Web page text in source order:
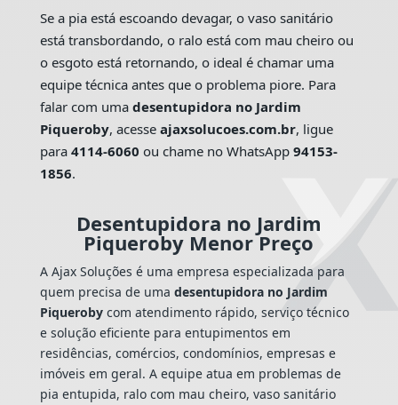
Se a pia está escoando devagar, o vaso sanitário
está transbordando, o ralo está com mau cheiro ou
o esgoto está retornando, o ideal é chamar uma
equipe técnica antes que o problema piore. Para
falar com uma desentupidora no Jardim
Piqueroby, acesse ajaxsolucoes.com.br, ligue
para 4114-6060 ou chame no WhatsApp 94153-
1856.
Desentupidora no Jardim
Piqueroby Menor Preço
A Ajax Soluções é uma empresa especializada para
quem precisa de uma desentupidora no Jardim
Piquerobycom atendimento rápido, serviço técnico
e solução eficiente para entupimentos em
residências, comércios, condomínios, empresas e
imóveis em geral. A equipe atua em problemas de
pia entupida, ralo com mau cheiro, vaso sanitário